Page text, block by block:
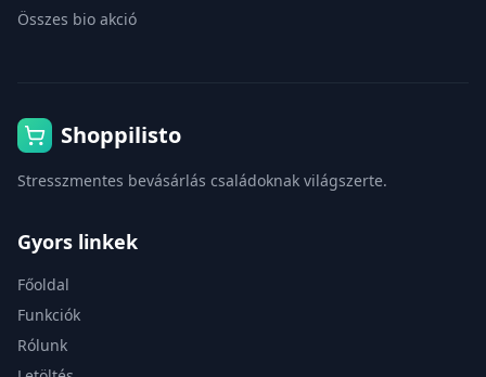
Összes bio akció
Shoppilisto
Stresszmentes bevásárlás családoknak világszerte.
Gyors linkek
Főoldal
Funkciók
Rólunk